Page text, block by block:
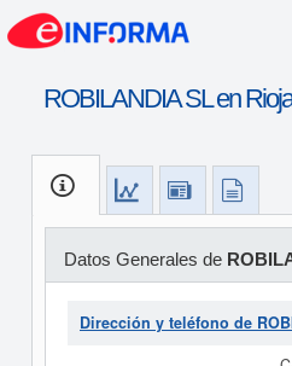
ROBILANDIA SL en
Datos Generales de
Dirección y teléfono de